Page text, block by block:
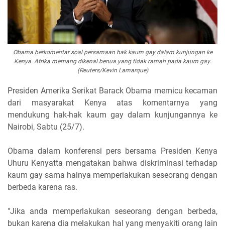
Obama berkomentar soal persamaan hak kaum gay dalam kunjungan ke
Kenya. Afrika memang dikenal benua yang tidak ramah pada kaum gay.
(Reuters/Kevin Lamarque)
Presiden Amerika Serikat Barack Obama memicu kecaman
dari masyarakat Kenya atas komentarnya yang
mendukung hak-hak kaum gay dalam kunjungannya ke
Nairobi, Sabtu (25/7).
Obama dalam konferensi pers bersama Presiden Kenya
Uhuru Kenyatta mengatakan bahwa diskriminasi terhadap
kaum gay sama halnya memperlakukan seseorang dengan
berbeda karena ras.
"Jika anda memperlakukan seseorang dengan berbeda,
bukan karena dia melakukan hal yang menyakiti orang lain